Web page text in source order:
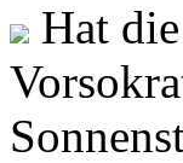
Hat